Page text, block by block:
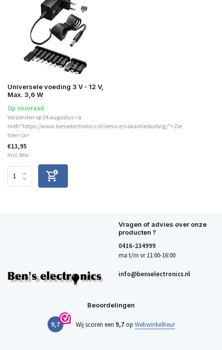
Universele voeding 3 V - 12 V,
Max. 3,6 W
Op voorraad
Verzonden op 24 augustus <a
href="https://www.benselectronics.nl/service/vakantiesluiting/">Zie
hier</a>
€13,95
Incl. btw
Vragen of advies over onze
producten ?
0416-234999
ma t/m vr 11:00-16:00
info@benselectronics.nl
Beoordelingen
9,7 Wij scoren een 9,7op WebwinkelKeur